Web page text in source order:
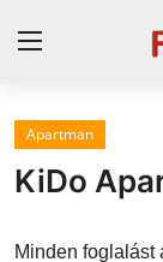
Magyarország
Horvát
Apartman
KiDo
Minden foglalást